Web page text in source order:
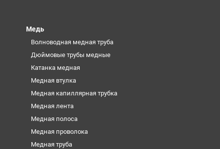
Медь
Волноводная медная труба
Дюймовые трубы медные
Катанка медная
Медная втулка
Медная капиллярная трубка
Медная лента
Медная полоса
Медная проволока
Медная труба